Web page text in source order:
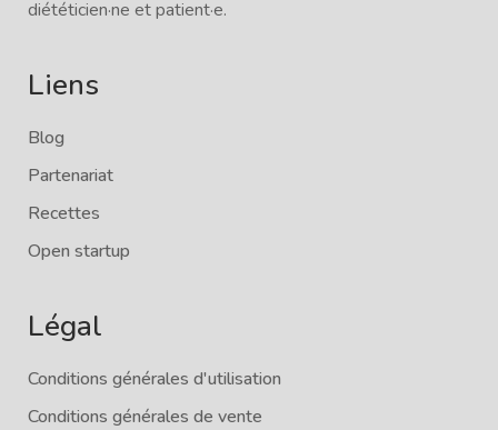
diététicien·ne et patient·e.
Liens
Blog
Partenariat
Recettes
Open startup
Légal
Conditions générales d'utilisation
Conditions générales de vente